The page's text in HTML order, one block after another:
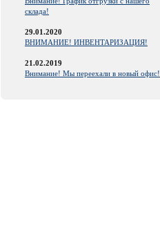
склада!
29.01.2020
ВНИМАНИЕ! ИНВЕНТАРИЗАЦИЯ!
21.02.2019
Внимание! Мы переехали в новый офис!